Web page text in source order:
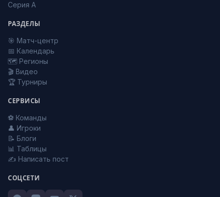
Серия А
РАЗДЕЛЫ
🎯 Матч-центр
📅 Календарь
🗺️ Регионы
🎬 Видео
🏆 Турниры
СЕРВИСЫ
⚽ Команды
👤 Игроки
📝 Блоги
📊 Таблицы
✍️ Написать пост
СОЦСЕТИ